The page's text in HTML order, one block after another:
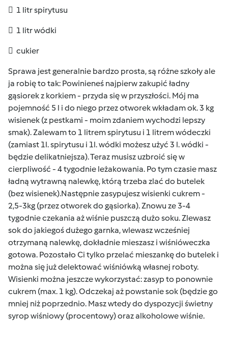
 1 litr spirytusu
 1 litr wódki
 cukier
Sprawa jest generalnie bardzo prosta, są różne szkoły ale
ja robię to tak: Powinieneś najpierw zakupić ładny
gąsiorek z korkiem - przyda się w przyszłości. Mój ma
pojemność 5 l i do niego przez otworek wkładam ok. 3 kg
wisienek (z pestkami - moim zdaniem wychodzi lepszy
smak). Zalewam to 1 litrem spirytusu i 1 litrem wódeczki
(zamiast 1l. spirytusu i 1l. wódki możesz użyć 3 l. wódki -
będzie delikatniejsza). Teraz musisz uzbroić się w
cierpliwość - 4 tygodnie leżakowania. Po tym czasie masz
ładną wytrawną nalewkę, którą trzeba zlać do butelek
(bez wisienek).Następnie zasypujesz wisienki cukrem -
2,5-3kg (przez otworek do gąsiorka). Znowu ze 3-4
tygodnie czekania aż wiśnie puszczą dużo soku. Zlewasz
sok do jakiegoś dużego garnka, wlewasz wcześniej
otrzymaną nalewkę, dokładnie mieszasz i wiśnióweczka
gotowa. Pozostało Ci tylko przelać mieszankę do butelek i
można się już delektować wiśniówką własnej roboty.
Wisienki można jeszcze wykorzystać: zasyp to ponownie
cukrem (max. 1 kg). Odczekaj aż powstanie sok (będzie go
mniej niż poprzednio. Masz wtedy do dyspozycji świetny
syrop wiśniowy (procentowy) oraz alkoholowe wiśnie.